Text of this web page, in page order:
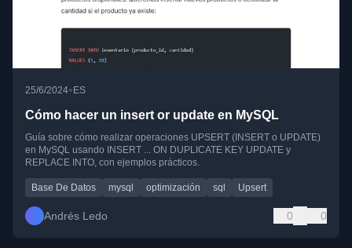
25/6/2024•ES
Cómo hacer un insert or update en MySQL
Guía sobre cómo realizar operaciones UPSERT (INSERT o UPDATE)
en MySQL usando INSERT ... ON DUPLICATE KEY UPDATE y
REPLACE INTO, con ejemplos prácticos.
Base De Datos mysql optimización sql Upsert
Andrés Ledo 0 0